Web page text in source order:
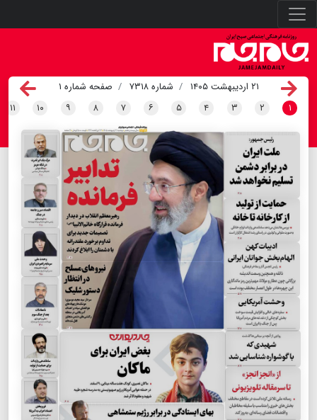
۲۱ اردیبهشت ۱۴۰۵ شماره ۷۳۱۸
صفحه شماره ۱
۱
۲ ۳ ۴ ۵ ۶ ۷ ۸ ۹ ۱۰ ۱۱